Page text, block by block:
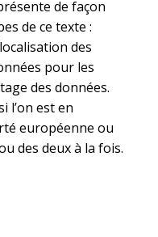
de façon
de ce texte :
des
pour les
des données.
l’on est en
européenne ou
des deux à la fois.